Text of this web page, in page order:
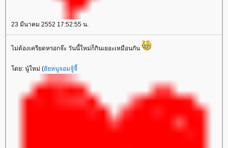
23 มีนาคม 2552 17:52:55 น.
ไม่ต้องเครียดหรอกจ๊ะ วันนี้ใหม่ก็กินเยอะเหมือนกัน
ดย: นู๋ใหม่ (ัยหนูจอมจู้จี้